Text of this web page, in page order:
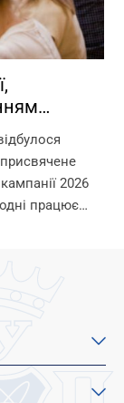
року
2026
працює